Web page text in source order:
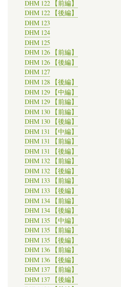
DHM 122 【前編】
DHM 122 【後編】
DHM 123
DHM 124
DHM 125
DHM 126 【前編】
DHM 126 【後編】
DHM 127
DHM 128 【後編】
DHM 129 【中編】
DHM 129 【前編】
DHM 130 【前編】
DHM 130 【後編】
DHM 131 【中編】
DHM 131 【前編】
DHM 131 【後編】
DHM 132 【前編】
DHM 132 【後編】
DHM 133 【前編】
DHM 133 【後編】
DHM 134 【前編】
DHM 134 【後編】
DHM 135 【中編】
DHM 135 【前編】
DHM 135 【後編】
DHM 136 【前編】
DHM 136 【後編】
DHM 137 【前編】
DHM 137 【後編】